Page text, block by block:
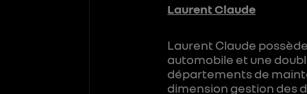
Laurent Claude
Laurent Claude
automobile et une
départements de
dimension gestion des